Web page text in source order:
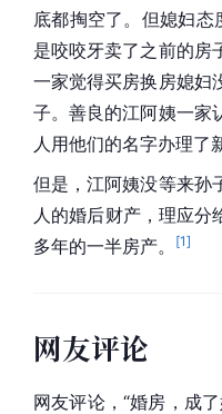
底都掏空了。但媳妇
是咬咬牙卖了之前的房
一家觉得买房换房媳妇
子。善良的江阿姨一家
人用他们的名字办理了
但是，江阿姨没等来孙
人的婚后财产，理应分
多年的一半房产。
[1]
网友评论
网友评论，“婚房，成